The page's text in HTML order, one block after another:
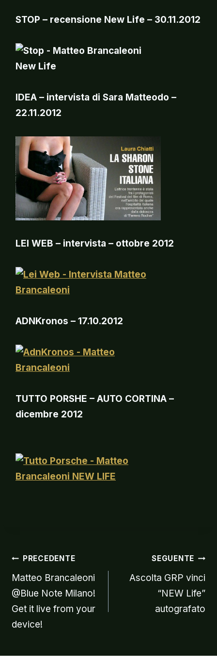
STOP – recensione New Life – 30.11.2012
IDEA – intervista di Sara Matteodo –
22.11.2012
LEI WEB – intervista – ottobre 2012
ADNKronos – 17.10.2012
TUTTO PORSHE – AUTO CORTINA –
dicembre 2012
articoli
PRECEDENTE
Matteo Brancaleoni
@Blue Note Milano!
Get it live from your
device!
SEGUENTE
Ascolta GRP vinci
“NEW Life”
autografato